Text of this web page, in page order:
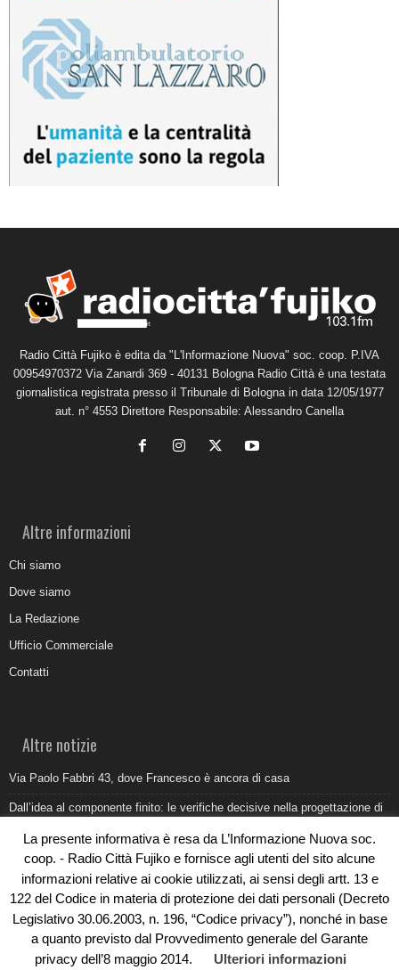
Radio Città Fujiko è edita da "L'Informazione Nuova" soc. coop. P.IVA
00954970372 Via Zanardi 369 - 40131 Bologna Radio Città è una testata
giornalistica registrata presso il Tribunale di Bologna in data 12/05/1977
aut. n° 4553 Direttore Responsabile: Alessandro Canella
Altre informazioni
Chi siamo
Dove siamo
La Redazione
Ufficio Commerciale
Contatti
Altre notizie
Via Paolo Fabbri 43, dove Francesco è ancora di casa
Dall’idea al componente finito: le verifiche decisive nella progettazione di
Belvedere Marittimo e il report ARPACAL 2026 sulla qualità del mare
Come organizzare e allestire una camera ardente per l’ultimo saluto
Umidità di risalita in casa, come riconoscere i segnali veri
La presente informativa è resa da L’Informazione Nuova soc.
coop. - Radio Città Fujiko e fornisce agli utenti del sito alcune
informazioni relative ai cookie utilizzati, ai sensi degli artt. 13 e
122 del Codice in materia di protezione dei dati personali (Decreto
Legislativo 30.06.2003, n. 196, “Codice privacy”), nonché in base
a quanto previsto dal Provvedimento generale del Garante
privacy dell’8 maggio 2014.
Ulteriori informazioni